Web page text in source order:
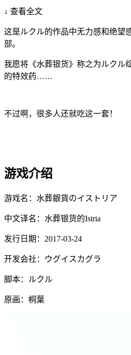
↓ 查看全文
这是ルクル的作品中无力感和绝望
部。
我愿将《水葬银货》称之为ルクル
的特效药……
不过啊，很多人还就吃这一套！
游戏介绍
游戏名：水葬銀貨のイストリア
中文译名：水葬银货的Istria
发行日期：2017-03-24
开发会社：ウグイスカグラ
脚本：ルクル
原画：桐葉